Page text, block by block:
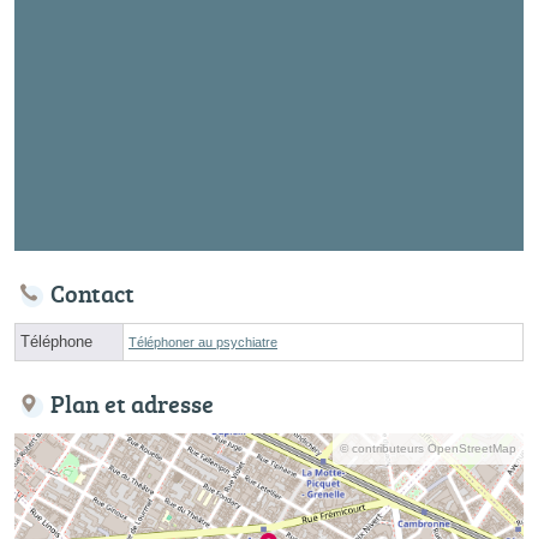
Contact
Téléphone Téléphoner au psychiatre
Plan et adresse
© contributeurs OpenStreetMap